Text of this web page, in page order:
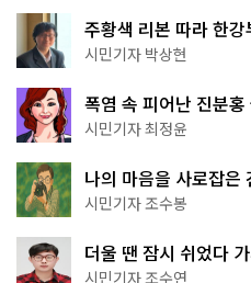
주황색 리본 따라 한
서울둘레길 15코스
시민기자 박상현
폭염 속 피어난 진분
무 명소
시민기자 최정윤
나의 마음을 사로잡
상작 공개!
시민기자 조수봉
더울 땐 잠시 쉬었다
·무더위쉼터까지
시민기자 조수연